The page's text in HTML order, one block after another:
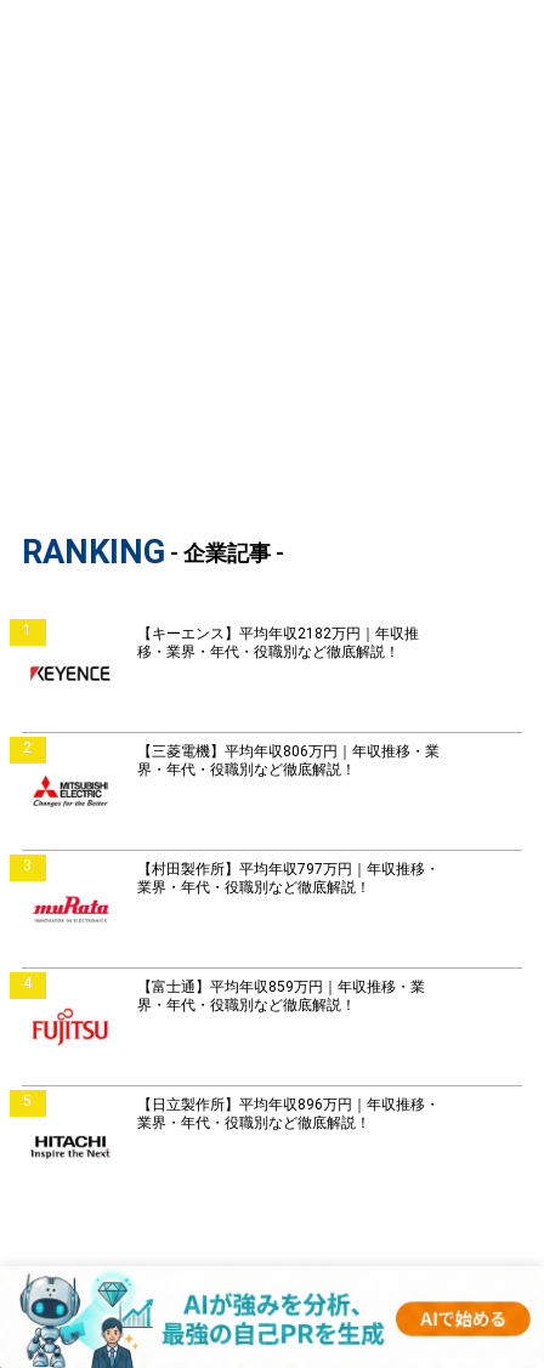
RANKING - 企業記事 -
1
【キーエンス】平均年収2182万円｜年収推
移・業界・年代・役職別など徹底解説！
2
【三菱電機】平均年収806万円｜年収推移・業
界・年代・役職別など徹底解説！
3
【村田製作所】平均年収797万円｜年収推移・
業界・年代・役職別など徹底解説！
4
【富士通】平均年収859万円｜年収推移・業
界・年代・役職別など徹底解説！
5
【日立製作所】平均年収896万円｜年収推移・
業界・年代・役職別など徹底解説！